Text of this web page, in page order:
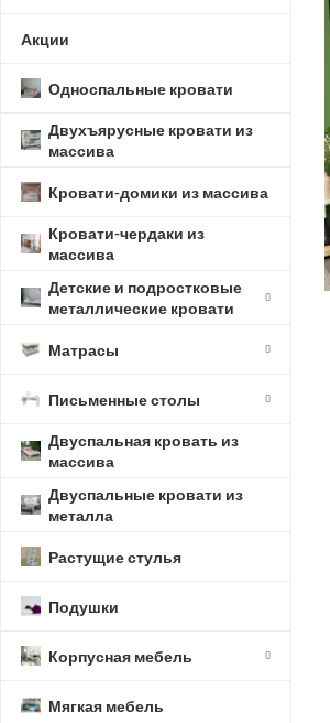
Акции
Односпальные кровати
Двухъярусные кровати из
массива
Кровати-домики из массива
Кровати-чердаки из
массива
Детские и подростковые
металлические кровати
Матрасы
Письменные столы
Двуспальная кровать из
массива
Двуспальные кровати из
металла
Растущие стулья
Подушки
Корпусная мебель
Мягкая мебель